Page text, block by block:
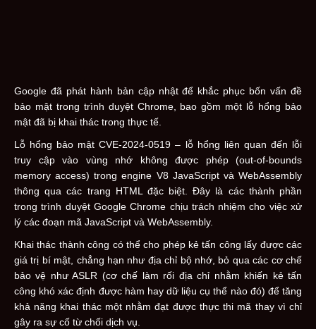
Google đã phát hành bản cập nhật để khắc phục bốn vấn đề
bảo mật trong trình duyệt Chrome, bao gồm một lỗ hổng bảo
mật đã bị khai thác trong thực tế.
Lỗ hổng bảo mật CVE-2024-0519 – lỗ hổng liên quan đến lỗi
truy cập vào vùng nhớ không được phép (out-of-bounds
memory access) trong engine V8 JavaScript và WebAssembly
thông qua các trang HTML đặc biệt. Đây là các thành phần
trong trình duyệt Google Chrome chịu trách nhiệm cho việc xử
lý các đoạn mã JavaScript và WebAssembly.
Khai thác thành công có thể cho phép kẻ tấn công lấy được các
giá trị bí mật, chẳng hạn như địa chỉ bộ nhớ, bỏ qua các cơ chế
bảo vệ như ASLR (cơ chế làm rối địa chỉ nhằm khiến kẻ tấn
công khó xác định được hàm hay dữ liệu cụ thể nào đó) để tăng
khả năng khai thác một nhằm đạt được thực thi mã thay vì chỉ
gây ra sự cố từ chối dịch vụ.